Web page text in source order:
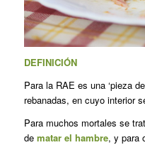
DEFINICIÓN
Para la RAE es una ‘pieza
rebanadas, en cuyo interior
Para muchos mortales se
de matar el hambre, y para